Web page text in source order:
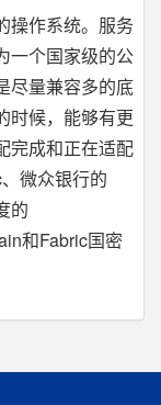
操作系统。服务
一个国家级的公
尽量兼容多的底
时候，能够有更
完成和正在适配
微众银行的
的
和Fabric国密